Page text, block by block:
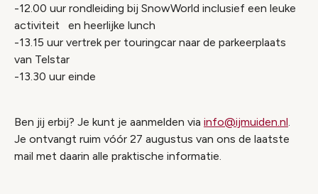
-12.00 uur rondleiding bij SnowWorld inclusief een leuke
activiteit en heerlijke lunch
-13.15 uur vertrek per touringcar naar de parkeerplaats
van Telstar
-13.30 uur einde
Ben jij erbij? Je kunt je aanmelden via info@ijmuiden.nl.
Je ontvangt ruim vóór 27 augustus van ons de laatste
mail met daarin alle praktische informatie.